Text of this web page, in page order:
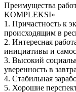
Преимущества
KOMPLEKSI»
1. Причастность к
происходящим в
2. Интересная
инициативы и
3. Высокий
уверенность в
4. Стабильная
5. Хорошие